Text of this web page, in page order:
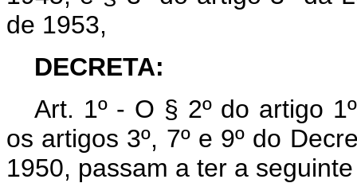
de 1953,
DECRETA:
Art. 1º - O § 2º do artigo
os artigos 3º, 7º e 9º do
1950, passam a ter a